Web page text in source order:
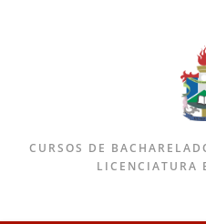
CURSOS DE
LICENCIATURA